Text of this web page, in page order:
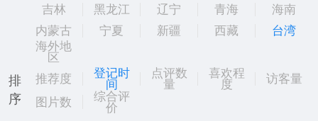
吉林
黑龙江 辽宁 青海
海南
内蒙古
宁夏 新疆 西藏
台湾
海外地
区
排
序
推荐度 登记时
间
点评数
量
喜欢程
度
访客量
图片数
综合评
价